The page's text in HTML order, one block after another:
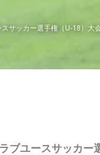
サッカー選手権（U-18）
ブユースサッカ